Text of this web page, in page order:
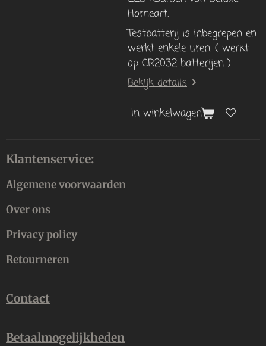
Homeart.
Testbatterij is inbegrepen en
werkt enkele uren. ( werkt
op CR2032 batterijen )
Bekijk details
In winkelwagen
Klantenservice:
Algemene voorwaarden
Over ons
Privacy policy
Retourneren
Contact
Betaalmogelijkheden